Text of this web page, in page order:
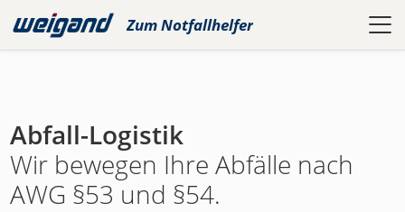
ZumNotfallhelfer
Abfall-Logistik
Wir bewegen Ihre Abfälle nach
AWG §53 und §54.